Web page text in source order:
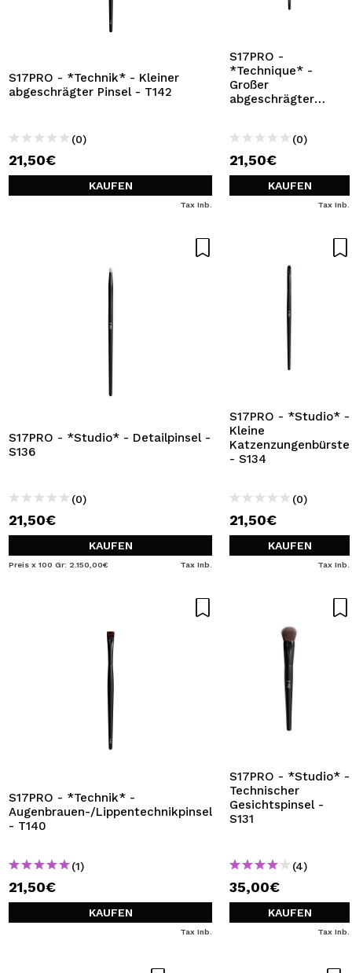
S17PRO - *Technik* - Kleiner
abgeschrägter Pinsel - T142
(0)
21,50€
KAUFEN
Tax Inb.
S17PRO -
*Technique* -
Großer
abgeschrägter
(0)
21,50€
KAUFEN
Tax Inb.
S17PRO - *Studio* - Detailpinsel -
S136
(0)
21,50€
KAUFEN
Preis x 100 Gr: 2.150,00€ Tax Inb.
S17PRO - *Studio* -
Kleine
Katzenzungenbürste
- S134
(0)
21,50€
KAUFEN
Tax Inb.
S17PRO - *Technik* -
Augenbrauen-/Lippentechnikpinsel
- T140
(1)
21,50€
KAUFEN
Tax Inb.
S17PRO - *Studio* -
Technischer
Gesichtspinsel -
S131
(4)
35,00€
KAUFEN
Tax Inb.